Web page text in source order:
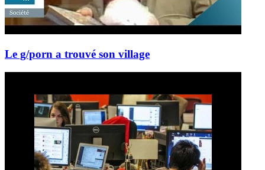
Le g/porn a trouvé son village